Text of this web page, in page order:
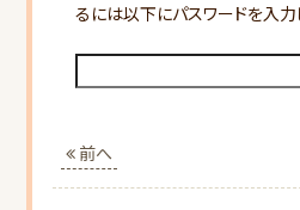
るには以下にパスワードを入力
前へ
当会につ